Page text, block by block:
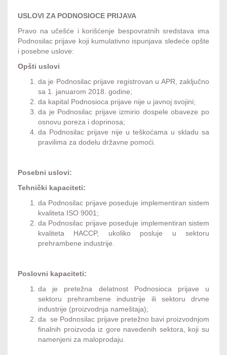
USLOVI ZA PODNOSIOCE PRIJAVA
Pravo na učešće i korišćenje bespovratnih sredstava ima
Podnosilac prijave koji kumulativno ispunjava sledeće opšte
i posebne uslove:
Opšti uslovi
da je Podnosilac prijave registrovan u APR, zaključno
sa 1. januarom 2018. godine;
da kapital Podnosioca prijave nije u javnoj svojini;
da je Podnosilac prijave izmirio dospele obaveze po
osnovu poreza i doprinosa;
da Podnosilac prijave nije u teškoćama u skladu sa
pravilima za dodelu državne pomoći.
Posebni uslovi:
Tehnički kapaciteti:
da Podnosilac prijave poseduje implementiran sistem
kvaliteta ISO 9001;
da Podnosilac prijave poseduje implementiran sistem
kvaliteta HACCP, ukoliko posluje u sektoru
prehrambene industrije.
Poslovni kapaciteti:
da je pretežna delatnost Podnosioca prijave u
sektoru prehrambene industrije ili sektoru drvne
industrije (proizvodnja nameštaja);
da se Podnosilac prijave pretežno bavi proizvodnjom
finalnih proizvoda iz gore navedenih sektora, koji su
namenjeni za maloprodaju.